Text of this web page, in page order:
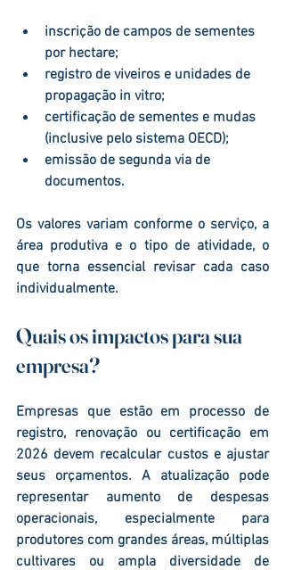
inscrição de campos de sementes
por hectare;
registro de viveiros e unidades de
propagação in vitro;
certificação de sementes e mudas
(inclusive pelo sistema OECD);
emissão de segunda via de
documentos.
Os valores variam conforme o serviço, a
área produtiva e o tipo de atividade, o
que torna essencial revisar cada caso
individualmente.
Quais os impactos para sua
empresa?
Empresas que estão em processo de
registro, renovação ou certificação em
2026 devem recalcular custos e ajustar
seus orçamentos. A atualização pode
representar aumento de despesas
operacionais, especialmente para
produtores com grandes áreas, múltiplas
cultivares ou ampla diversidade de